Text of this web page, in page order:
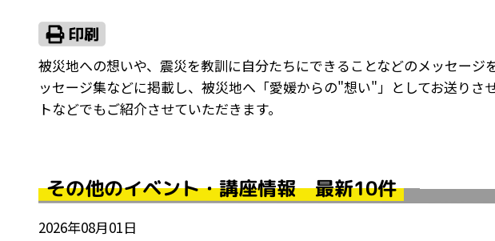
被災地への想いや、震災を教訓に自分たちにできることなどのメッセージ
ッセージ集などに掲載し、被災地へ「愛媛からの"想い"」としてお送りさ
トなどでもご紹介させていただきます。
その他のイベント・講座情報 最新10件
2026年08月01日